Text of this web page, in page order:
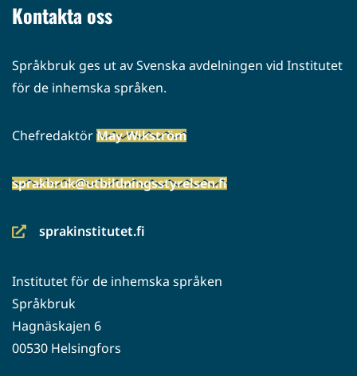
Kontakta oss
Språkbruk ges ut av Svenska avdelningen vid Institutet
för de inhemska språken.
ChefredaktörMay Wikström
sprakbruk@utbildningsstyrelsen.fi
sprakinstitutet.fi
(siirryt
palveluun)
Institutet för de inhemska språken
Språkbruk
Hagnäskajen 6
00530 Helsingfors